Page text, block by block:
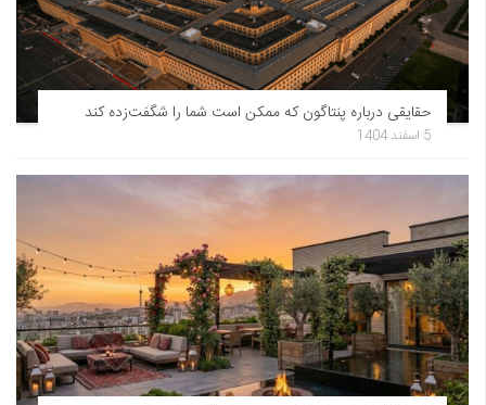
حقایقی درباره پنتاگون که ممکن است شما را شگفت‌زده کند
5 اسفند 1404